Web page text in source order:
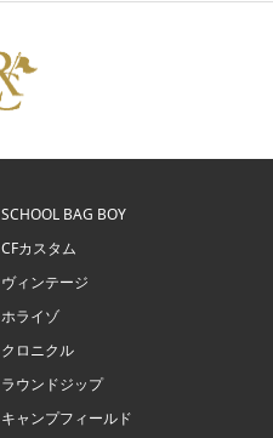
SCHOOL BAG BOY
CFカスタム
ヴィンテージ
ホライゾ
クロニクル
ラウンドジップ
キャンプフィールド